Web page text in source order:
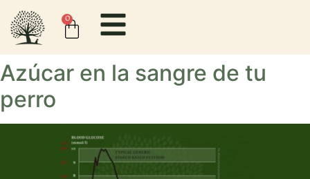
content
0
Azúcar en la sangre de tu
perro